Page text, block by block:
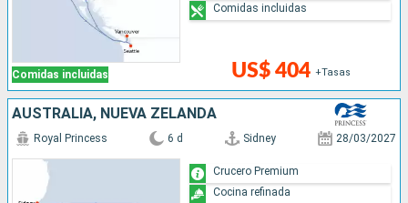
Comidas incluidas US$ 404 +Tasas
Comidas incluidas
AUSTRALIA, NUEVA ZELANDA
Royal Princess 6 d Sidney 28/03/2027
Crucero Premium
Cocina refinada